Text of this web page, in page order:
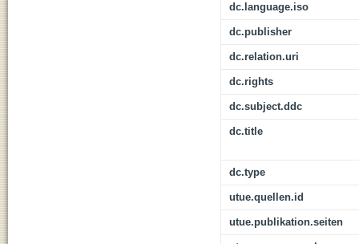
dc.language.iso
dc.publisher
dc.relation.uri
dc.rights
dc.subject.ddc
dc.title
dc.type
utue.quellen.id
utue.publikation.seiten